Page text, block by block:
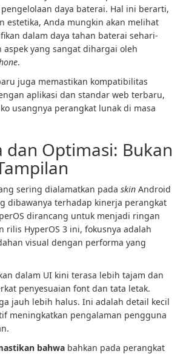
daya baterai. Hal ini berarti,
estetika, Anda mungkin akan melihat
dalam daya tahan baterai sehari-
aspek yang sangat dihargai oleh
.
juga memastikan kompatibilitas
aplikasi dan standar web terbaru,
usangnya perangkat lunak di masa
dan Optimasi: Bukan
sering dialamatkan pada skin Android
dibawanya terhadap kinerja perangkat
dirancang untuk menjadi ringan
rilis HyperOS 3 ini, fokusnya adalah
visual dengan performa yang
dalam UI kini terasa lebih tajam dan
penyesuaian font dan tata letak.
jauh lebih halus. Ini adalah detail kecil
meningkatkan pengalaman pengguna
bahwa bahkan pada perangkat